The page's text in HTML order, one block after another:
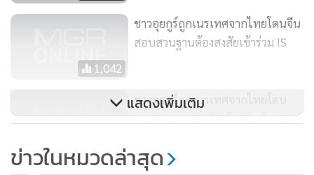
1,042
ชาวอุยกูร์ถูกเนรเทศจากไทยโดนจีน
สอบสวนฐานต้องสงสัยเข้าร่วม IS
ชาวอุยกูร์ถูกเนรเทศจากไทยโดน
สอบสวนฐานสงสัยเข้ากลุ่มหัวรุนแรง
แสดงเพิ่มเติม
ข่าวในหมวดล่าสุด